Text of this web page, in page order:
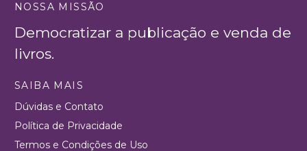
NOSSA MISSÃO
Democratizar a publicação e venda de
livros.
SAIBA MAIS
Dúvidas e Contato
Política de Privacidade
Termos e Condições de Uso